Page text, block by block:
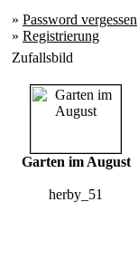
» Password vergessen
» Registrierung
Zufallsbild
Garten im August
herby_51